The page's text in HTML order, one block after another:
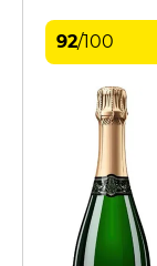
92/100